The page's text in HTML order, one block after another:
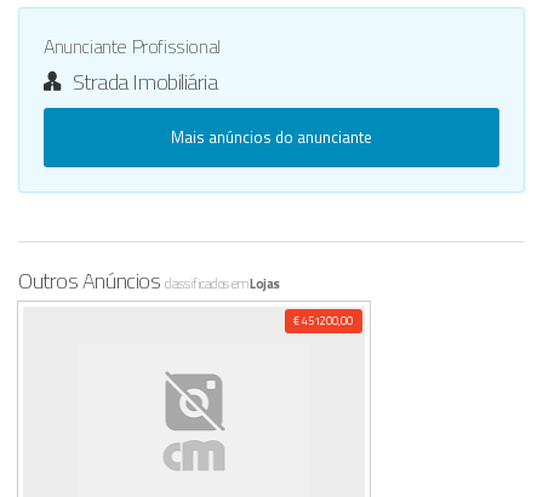
Anunciante Profissional
Strada Imobiliária
Mais anúncios do anunciante
Outros Anúncios classificados emLojas
€ 451200,00